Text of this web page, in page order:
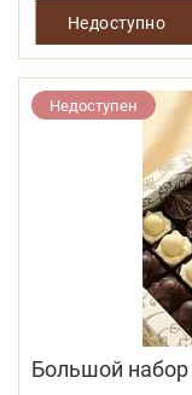
Недоступно
Недоступен
Большой